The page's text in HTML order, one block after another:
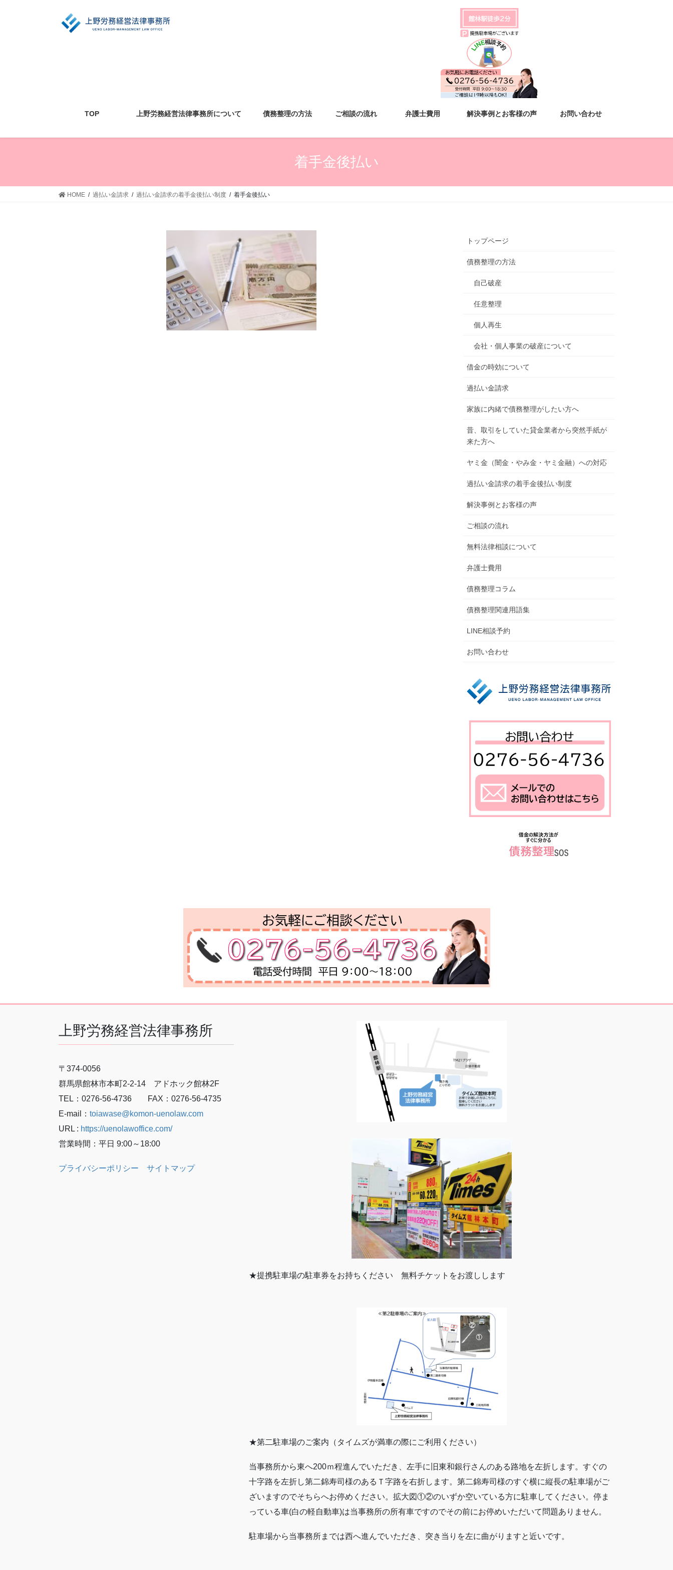
TOP 上野労務経営法律事務所について 債務整理の方法 ご相談の流れ 弁護士費用 解決事例とお客様の声 お問い合わせ
着手金後払い
HOME 過払い金請求 過払い金請求の着手金後払い制度 着手金後払い
トップページ
債務整理の方法
自己破産
任意整理
個人再生
会社・個人事業の破産について
借金の時効について
過払い金請求
家族に内緒で債務整理がしたい方へ
昔、取引をしていた貸金業者から突然手紙が
来た方へ
ヤミ金（闇金・やみ金・ヤミ金融）への対応
過払い金請求の着手金後払い制度
解決事例とお客様の声
ご相談の流れ
無料法律相談について
弁護士費用
債務整理コラム
債務整理関連用語集
LINE相談予約
お問い合わせ
上野労務経営法律事務所
〒374-0056
群馬県館林市本町2-2-14 アドホック館林2F
TEL：0276-56-4736 FAX：0276-56-4735
E-mail： toiawase@komon-uenolaw.com
URL : https://uenolawoffice.com/
営業時間：平日 9:00～18:00
プライバシーポリシー サイトマップ
★提携駐車場の駐車券をお持ちください 無料チケットをお渡しします
★第二駐車場のご案内（タイムズが満車の際にご利用ください）
当事務所から東へ200ｍ程進んでいただき、左手に旧東和銀行さんのある路地を左折します。すぐの
十字路を左折し第二錦寿司様のあるＴ字路を右折します。第二錦寿司様のすぐ横に縦長の駐車場がご
ざいますのでそちらへお停めください。拡大図①②のいずか空いている方に駐車してください。停ま
っている車(白の軽自動車)は当事務所の所有車ですのでその前にお停めいただいて問題ありません。
駐車場から当事務所までは西へ進んでいただき、突き当りを左に曲がりますと近いです。